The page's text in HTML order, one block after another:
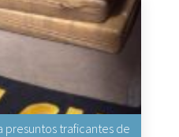
presuntos traficantes de